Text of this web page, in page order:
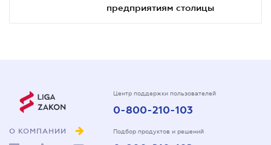
предприятиям столицы
О КОМПАНИИ
Центр поддержки пользователей
0-800-210-103
Подбор продуктов и решений